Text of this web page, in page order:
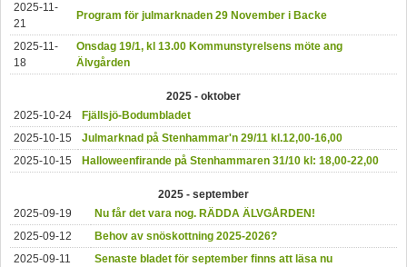
2025-11-
21
Program för julmarknaden 29 November i Backe
2025-11-
18
Onsdag 19/1, kl 13.00 Kommunstyrelsens möte ang
Älvgården
2025 - oktober
2025-10-24
Fjällsjö-Bodumbladet
2025-10-15
Julmarknad på Stenhammar'n 29/11 kl.12,00-16,00
2025-10-15
Halloweenfirande på Stenhammaren 31/10 kl: 18,00-22,00
2025 - september
2025-09-19
Nu får det vara nog. RÄDDA ÄLVGÅRDEN!
2025-09-12
Behov av snöskottning 2025-2026?
2025-09-11
Senaste bladet för september finns att läsa nu